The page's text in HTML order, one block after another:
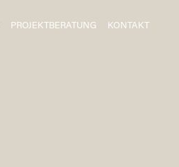
PROJEKTBERATUNG KONTAKT